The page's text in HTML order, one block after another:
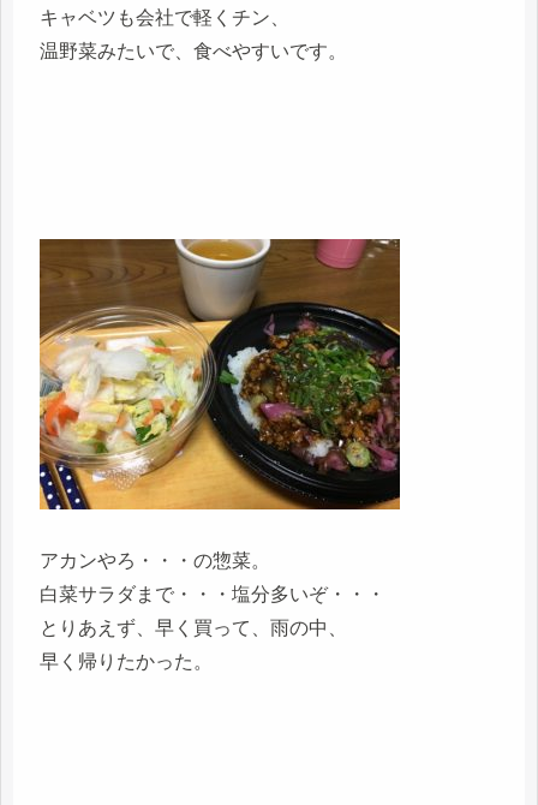
キャベツも会社で軽くチン、
温野菜みたいで、食べやすいです。
アカンやろ・・・の惣菜。
白菜サラダまで・・・塩分多いぞ・・・
とりあえず、早く買って、雨の中、
早く帰りたかった。